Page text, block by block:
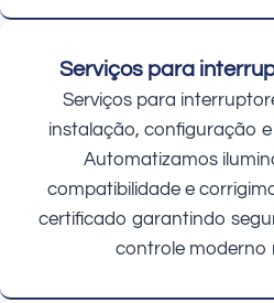
Serviços para
Serviços para
instalação, configuração
Automatizamos
compatibilidade e
certificado garantindo
controle moderno